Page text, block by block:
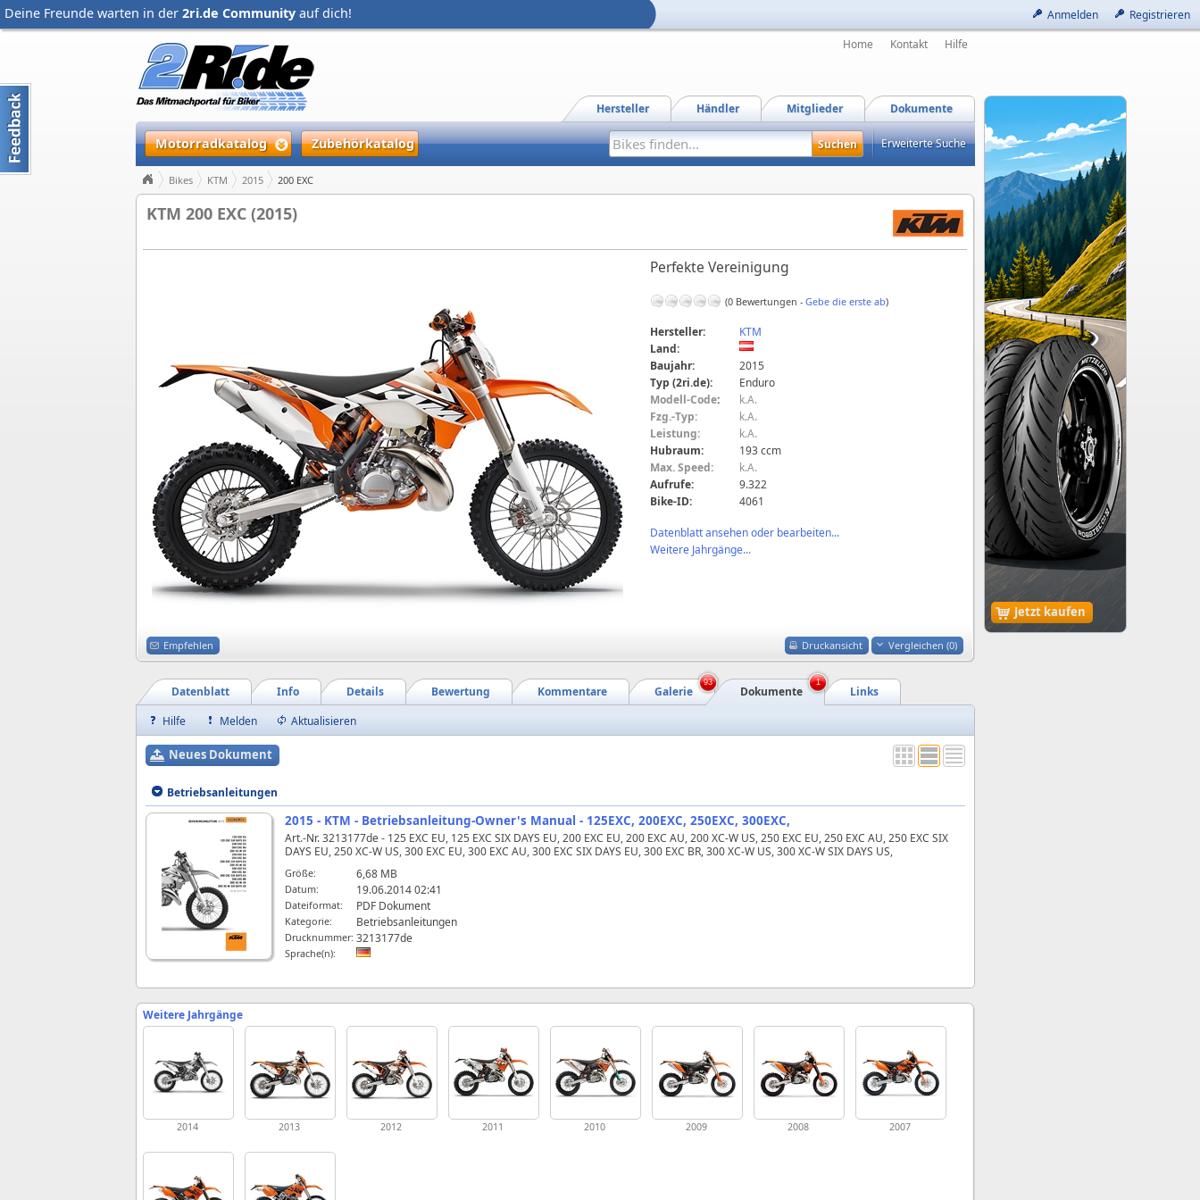
Anmelden Registrieren
Deine Freunde warten in der 2ri.de Community auf dich!
Jetzt kaufen
Home Kontakt Hilfe
Dokumente
Mitglieder
Händler
Hersteller
Motorradkatalog Zubehörkatalog Erweiterte Suche
Bikes KTM 2015 200 EXC
KTM 200 EXC (2015)
Perfekte Vereinigung
(0 Bewertungen - Gebe die erste ab)
Hersteller:
KTM
Land:
Baujahr:
2015
Typ (2ri.de):
Enduro
Modell-Code:
k.A.
Fzg.-Typ:
k.A.
Leistung:
k.A.
Hubraum:
193 ccm
Max. Speed:
k.A.
Aufrufe:
9.322
Bike-ID:
4061
Datenblatt ansehen oder bearbeiten...
Weitere Jahrgänge...
Druckansicht Vergleichen (0)
Empfehlen
Links
Dokumente
Galerie
Kommentare
Bewertung
Details
Info
Datenblatt
93 1
Hilfe Melden Aktualisieren
Neues Dokument
Betriebsanleitungen
2015 - KTM - Betriebsanleitung-Owner's Manual - 125EXC, 200EXC, 250EXC, 300EXC,
Art.-Nr. 3213177de - 125 EXC EU, 125 EXC SIX DAYS EU, 200 EXC EU, 200 EXC AU, 200 XC‑W US, 250 EXC EU, 250 EXC AU, 250 EXC SIX
DAYS EU, 250 XC‑W US, 300 EXC EU, 300 EXC AU, 300 EXC SIX DAYS EU, 300 EXC BR, 300 XC‑W US, 300 XC‑W SIX DAYS US,
Größe: 6,68 MB
Datum: 19.06.2014 02:41
Dateiformat: PDF Dokument
Kategorie: Betriebsanleitungen
Drucknummer: 3213177de
Sprache(n):
Weitere Jahrgänge
2014 2013 2012 2011 2010 2009 2008 2007